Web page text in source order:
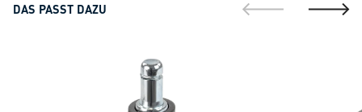
DAS PASST DAZU
gehe zur gehe